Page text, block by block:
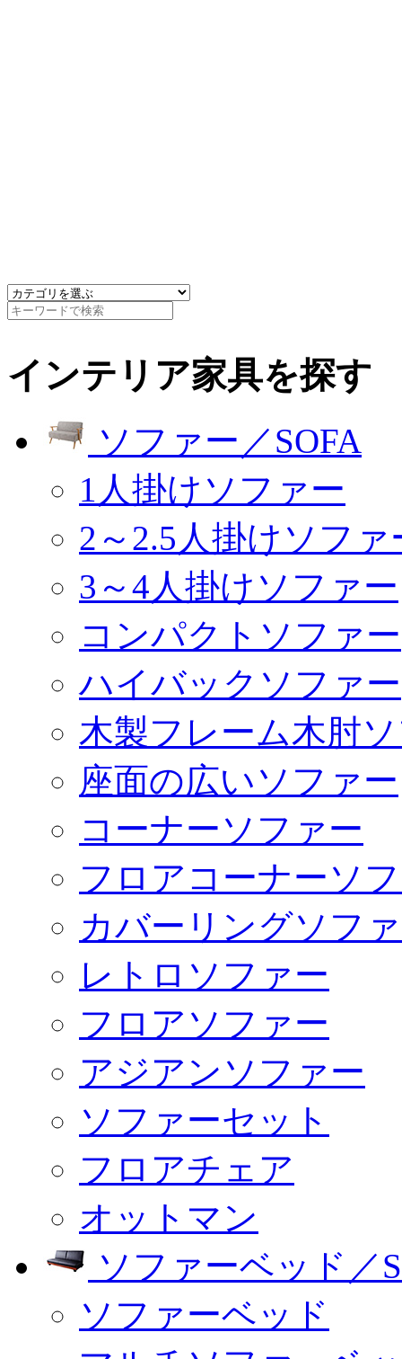
インテリア家具を探す
ソファー／SOFA
1人掛けソファー
2～2.5人掛けソファ
3～4人掛けソファー
コンパクトソファー
ハイバックソファー
木製フレーム木肘
座面の広いソファー
コーナーソファー
フロアコーナーソ
カバーリングソフ
レトロソファー
フロアソファー
アジアンソファー
ソファーセット
フロアチェア
オットマン
ソファーベッド／
ソファーベッド